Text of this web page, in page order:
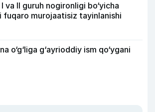
va II guruh nogironligi bo‘yicha
fuqaro murojaatisiz tayinlanishi
o‘g‘liga g‘ayrioddiy ism qo‘ygani